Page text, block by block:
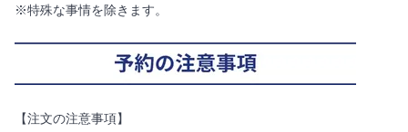
※特殊な事情を除きます。
【注文の注意事項】